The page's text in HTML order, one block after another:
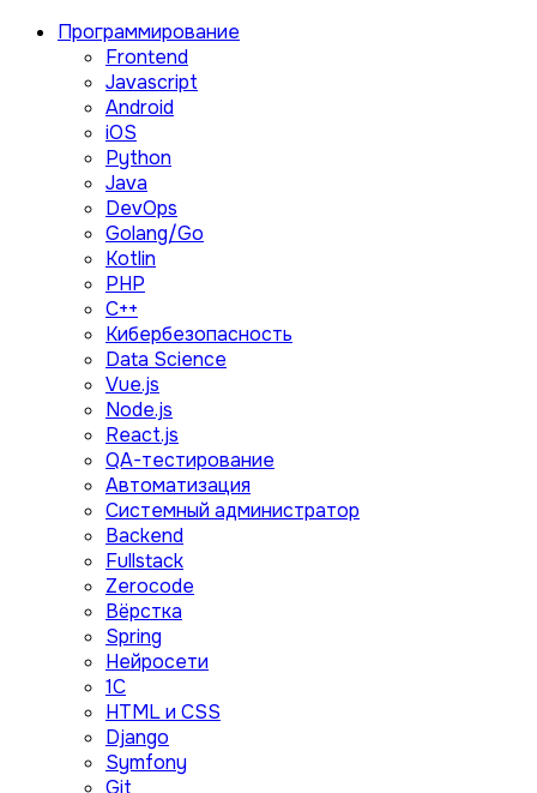
Программирование
Frontend
Javascript
Android
iOS
Python
Java
DevOps
Golang/Go
Kotlin
PHP
C++
Кибербезопасность
Data Science
Vue.js
Node.js
React.js
QA-тестирование
Автоматизация
Системный администратор
Backend
Fullstack
Zerocode
Вёрстка
Spring
Нейросети
1C
HTML и CSS
Django
Symfony
Git